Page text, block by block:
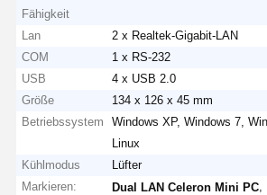
Fähigkeit
Lan
2 x Realtek-Gigabit-LAN
COM
1 x RS-232
USB
4 x USB 2.0
Größe
134 x 126 x 45 mm
Betriebssystem
Windows XP, Windows 7,
Linux
Kühlmodus
Lüfter
Markieren:
Dual LAN Celeron Mini PC